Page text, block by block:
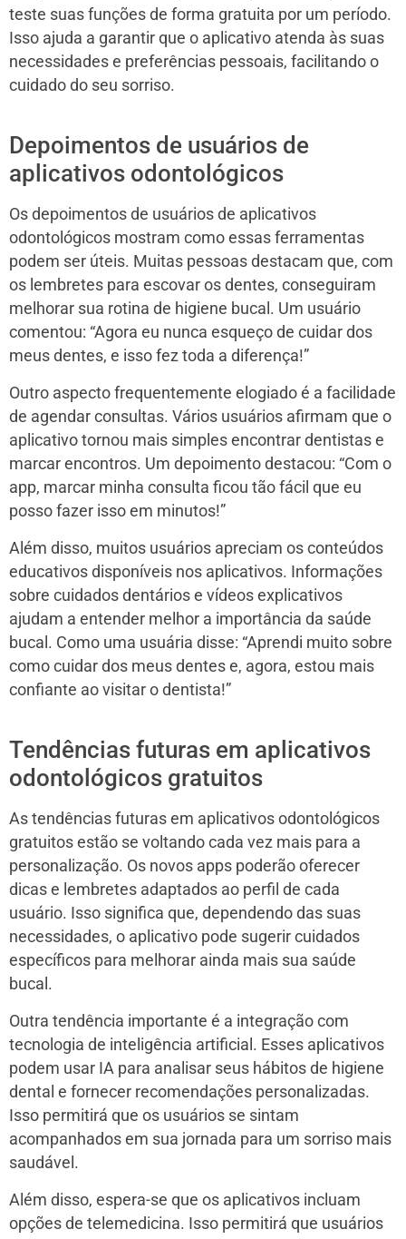
teste suas funções de forma gratuita por um período.
Isso ajuda a garantir que o aplicativo atenda às suas
necessidades e preferências pessoais, facilitando o
cuidado do seu sorriso.
Depoimentos de usuários de
aplicativos odontológicos
Os depoimentos de usuários de aplicativos
odontológicos mostram como essas ferramentas
podem ser úteis. Muitas pessoas destacam que, com
os lembretes para escovar os dentes, conseguiram
melhorar sua rotina de higiene bucal. Um usuário
comentou: “Agora eu nunca esqueço de cuidar dos
meus dentes, e isso fez toda a diferença!”
Outro aspecto frequentemente elogiado é a facilidade
de agendar consultas. Vários usuários afirmam que o
aplicativo tornou mais simples encontrar dentistas e
marcar encontros. Um depoimento destacou: “Com o
app, marcar minha consulta ficou tão fácil que eu
posso fazer isso em minutos!”
Além disso, muitos usuários apreciam os conteúdos
educativos disponíveis nos aplicativos. Informações
sobre cuidados dentários e vídeos explicativos
ajudam a entender melhor a importância da saúde
bucal. Como uma usuária disse: “Aprendi muito sobre
como cuidar dos meus dentes e, agora, estou mais
confiante ao visitar o dentista!”
Tendências futuras em aplicativos
odontológicos gratuitos
As tendências futuras em aplicativos odontológicos
gratuitos estão se voltando cada vez mais para a
personalização. Os novos apps poderão oferecer
dicas e lembretes adaptados ao perfil de cada
usuário. Isso significa que, dependendo das suas
necessidades, o aplicativo pode sugerir cuidados
específicos para melhorar ainda mais sua saúde
bucal.
Outra tendência importante é a integração com
tecnologia de inteligência artificial. Esses aplicativos
podem usar IA para analisar seus hábitos de higiene
dental e fornecer recomendações personalizadas.
Isso permitirá que os usuários se sintam
acompanhados em sua jornada para um sorriso mais
saudável.
Além disso, espera-se que os aplicativos incluam
opções de telemedicina. Isso permitirá que usuários